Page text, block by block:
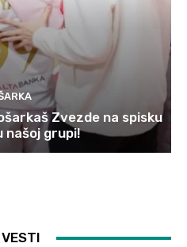
Zvezde na spisku
našoj grupi!